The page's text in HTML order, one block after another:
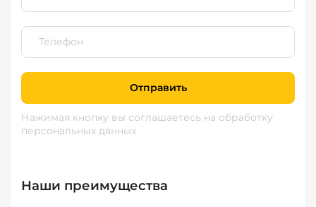
Отправить
Нажимая кнопку вы соглашаетесь на обработку
персональных данных
Наши преимущества